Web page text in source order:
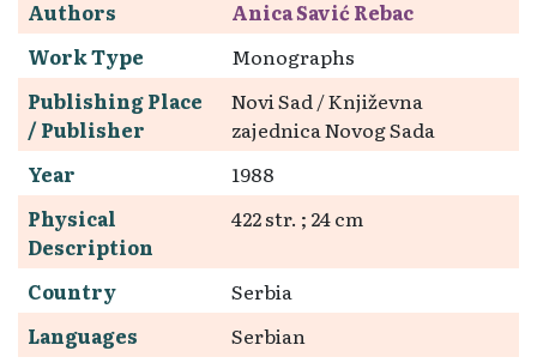
Authors
Anica Savić Rebac
Work Type
Monographs
Publishing Place
/ Publisher
Novi Sad / Književna
zajednica Novog Sada
Year
1988
Physical
Description
422 str. ; 24 cm
Country
Serbia
Languages
Serbian